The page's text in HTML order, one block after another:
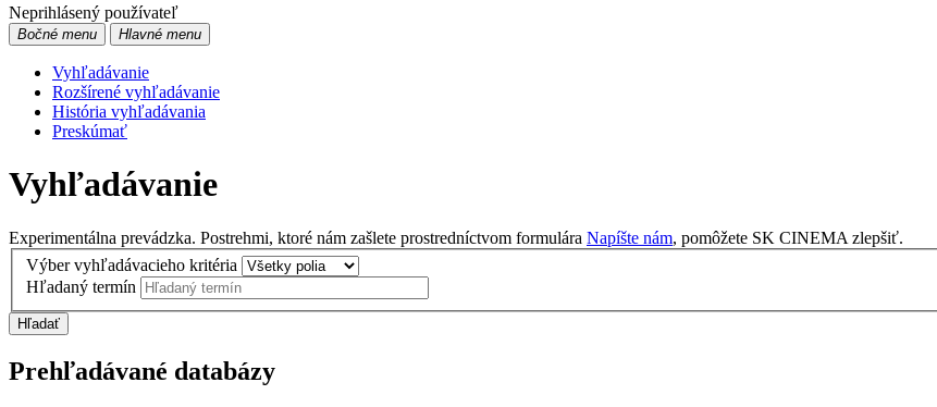
Neprihlásený používateľ
Bočné menu Hlavné menu
Vyhľadávanie
Rozšírené vyhľadávanie
História vyhľadávania
Preskúmať
Vyhľadávanie
Experimentálna prevádzka. Postrehmi, ktoré nám zašlete prostredníctvom formulára Napíšte nám, pomôžete SK CINEMA zlepšiť.
Výber vyhľadávacieho kritéria
Hľadaný termín
Hľadať
Prehľadávané databázy